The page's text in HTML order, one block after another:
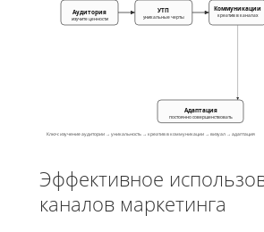
Аудитория
изучите ценности
УТП
уникальные черты
Коммуникации
креатив в каналах
Адаптация
постоянно совершенствовать
Ключ: изучение аудитории → уникальность → креатив в коммуникации → визуал → адаптация
Эффективное
каналов маркетинга